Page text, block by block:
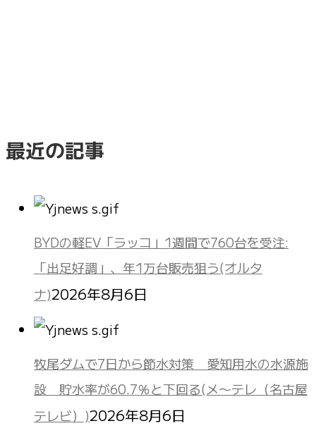
最近の記事
BYDの軽EV「ラッコ」1週間で760台を受注:
「出足好調」、年1万台販売狙う(オルタ
ナ)2026年8月6日
牧尾ダムで7日から節水対策 愛知用水の水源施
設 貯水率が60.7％と下回る(メ〜テレ（名古屋
テレビ）)2026年8月6日